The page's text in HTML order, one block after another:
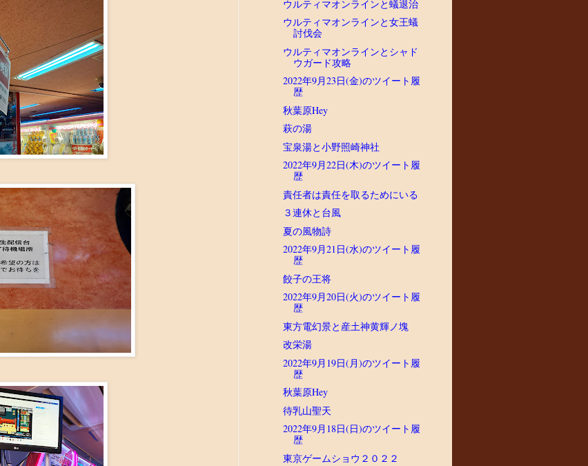
ウルティマオンラインと蟻退治
ウルティマオンラインと女王蟻
討伐会
ウルティマオンラインとシャド
ウガード攻略
2022年9月23日(金)のツイート履
歴
秋葉原Hey
萩の湯
宝泉湯と小野照崎神社
2022年9月22日(木)のツイート履
歴
責任者は責任を取るためにいる
３連休と台風
夏の風物詩
2022年9月21日(水)のツイート履
歴
餃子の王将
2022年9月20日(火)のツイート履
歴
東方電幻景と産土神黄輝ノ塊
改栄湯
2022年9月19日(月)のツイート履
歴
秋葉原Hey
待乳山聖天
2022年9月18日(日)のツイート履
歴
東京ゲームショウ２０２２